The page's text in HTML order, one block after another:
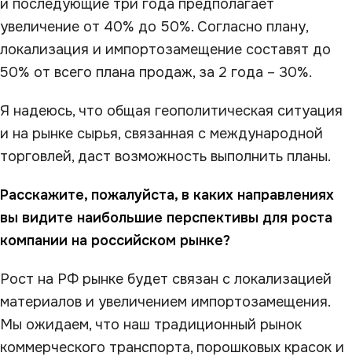
и последующие три года предполагает
увеличение от 40% до 50%. Согласно плану,
локализация и импортозамещение составят до
50% от всего плана продаж, за 2 года – 30%.
Я надеюсь, что общая геополитическая ситуация
и на рынке сырья, связанная с международной
торговлей, даст возможность выполнить планы.
Расскажите, пожалуйста, в каких направлениях
вы видите наибольшие перспективы для роста
компании на российском рынке?
Рост на РФ рынке будет связан с локализацией
материалов и увеличением импортозамещения.
Мы ожидаем, что наш традиционный рынок
коммерческого транспорта, порошковых красок и